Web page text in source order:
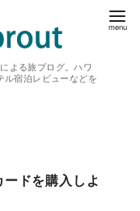
よる旅ブログ。ハワ
ル宿泊レビューなどを
ドを購入しよ